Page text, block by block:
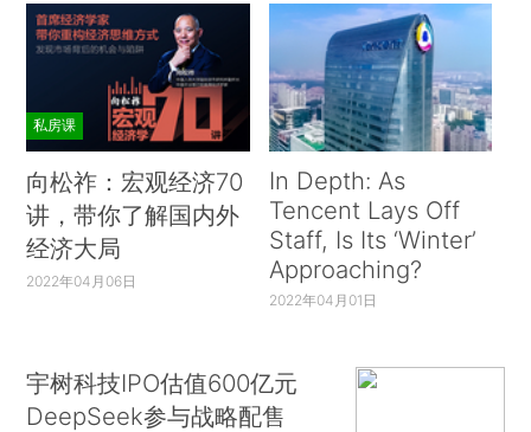
私房课
向松祚：宏观经济70
讲，带你了解国内外
经济大局
2022年04月06日
In Depth: As
Tencent Lays Off
Staff, Is Its ‘Winter’
Approaching?
2022年04月01日
宇树科技IPO估值600亿元
DeepSeek参与战略配售